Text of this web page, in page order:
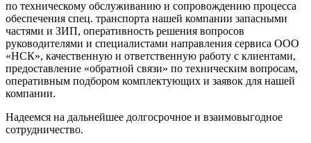
по техническому обслуживанию и сопровождению процесса
обеспечения спец. транспорта нашей компании запасными
частями и ЗИП, оперативность решения вопросов
руководителями и специалистами направления сервиса ООО
«НСК», качественную и ответственную работу с клиентами,
предоставление «обратной связи» по техническим вопросам,
оперативным подбором комплектующих и заявок для нашей
компании.
Надеемся на дальнейшее долгосрочное и взаимовыгодное
сотрудничество.